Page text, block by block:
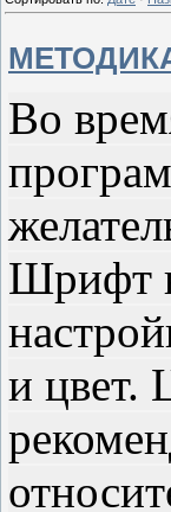
Во
Шрифт
и цвет.